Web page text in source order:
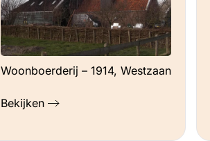
Woonboerderij – 1914, Westzaan
Bekijken